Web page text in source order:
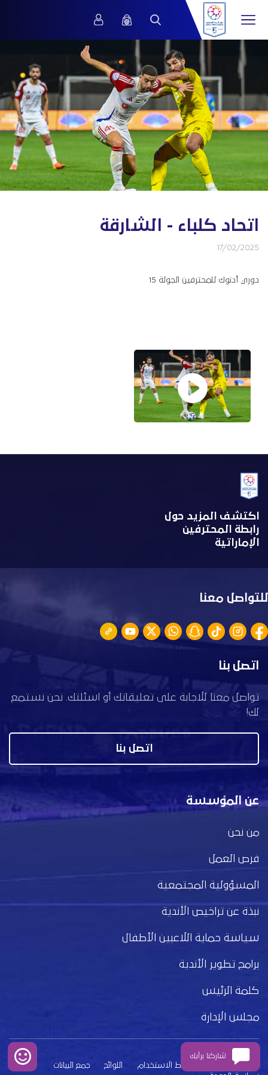
اتحاد كلباء - الشارقة
17/02/2025
دوري أدنوك للمحترفين الجولة 15
اكتشف المزيد حول
رابطة المحترفين
الإماراتية
للتواصل معنا
اتصل بنا
تواصل معنا للاجابة على تعليقاتك أو اسئلتك. نحن نستمع
لك!
اتصل بنا
عن المؤسسة
من نحن
فرص العمل
المسؤولية المجتمعية
نبذة عن تراخيص الأندية
سياسة حماية اللاعبين الأطفال
برامج تطوير الأندية
كلمة الرئيس
مجلس الإدارة
بيان الخصوصية شروط الاستخدام اللوائح
جمع البيانات
شاركنا برأيك